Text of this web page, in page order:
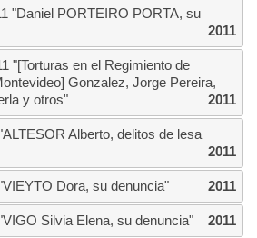
"Daniel PORTEIRO PORTA, su
2011
"[Torturas en el Regimiento de
Gonzalez, Jorge Pereira,
y otros"
2011
Alberto, delitos de lesa
2011
Dora, su denuncia" 2011
Silvia Elena, su denuncia" 2011